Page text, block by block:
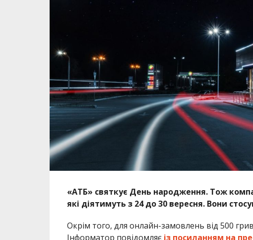
«АТБ» святкує День народження. Тож
які діятимуть з 24 до 30 вересня. Вони
Окрім того, для онлайн-замовлень від 500
Інформатор повідомляє із посиланням на